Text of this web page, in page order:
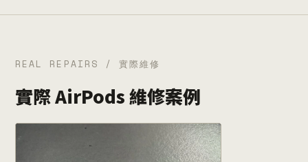
REAL REPAIRS / 實際維修
實際 AirPods 維修案例